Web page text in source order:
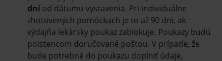
dní od dátumu vystavenia. Pri individuálne
zhotovených pomôckach je to až 90 dní, ak
výdajňa lekársky poukaz zablokuje. Poukazy budú
poistencom doručované poštou. V prípade, že
bude potrebné do poukazu doplniť údaje,